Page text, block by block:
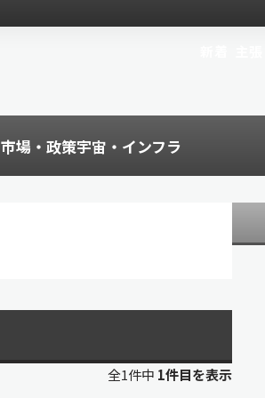
市場・政策宇宙・インフラ
全1件中 1件目を表示